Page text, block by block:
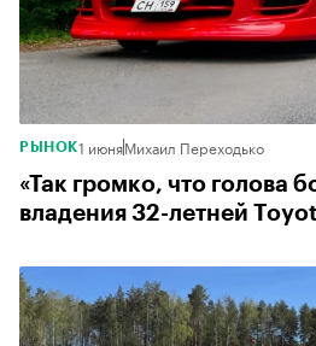
РЫНОК1 июняМихаил Переходько
«Так громко, что голова
владения 32-летней